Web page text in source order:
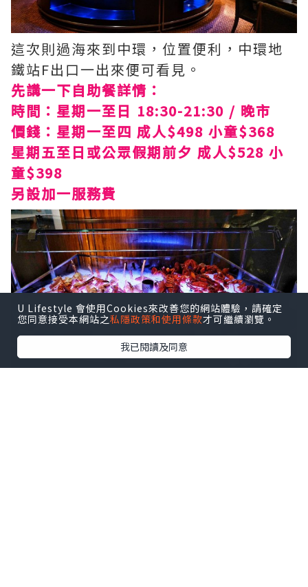
這次則過海來到中環，位置便利，中環地
鐵站F出口一出來便可看見。
先講一下自助餐詳情：
時間：星期一至日 18:30-21:30 / 晚市
價錢：星期一至四 成人$498 小童$368
星期五至日或公眾假期前夕 成人$528 小
童$398
另設加一服務費
U Lifestyle 會使用Cookies來改善您的網站體驗，請確定
您同意接受本網站之私隱政策和使用條款才可繼續瀏覽。
我已閱讀及同意